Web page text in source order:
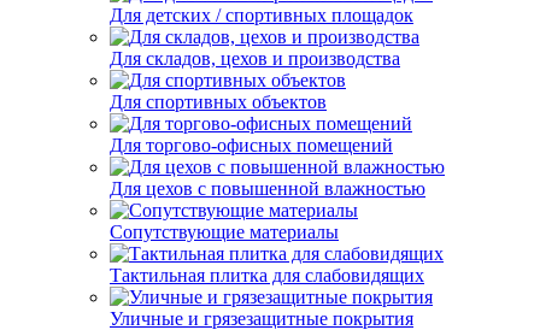
Для детских / спортивных площадок
Для складов, цехов и производства
Для спортивных объектов
Для торгово-офисных помещений
Для цехов с повышенной влажностью
Сопутствующие материалы
Тактильная плитка для слабовидящих
Уличные и грязезащитные покрытия